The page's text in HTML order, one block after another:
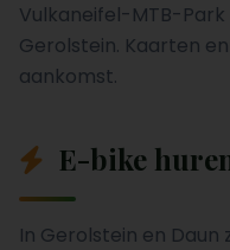
Vulkaneifel-MTB-
Gerolstein. Kaarten
aankomst.
E-bike
In Gerolstein en